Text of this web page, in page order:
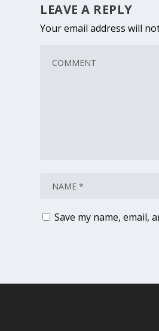
LEAVE A REPLY
Your email address will
Save my name, email,